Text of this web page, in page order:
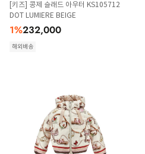
[키즈] 콩제 슬래드 아우터 KS105712
DOT LUMIERE BEIGE
1%232,000
해외배송